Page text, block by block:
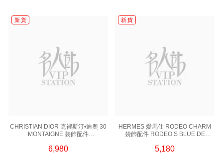
CHRISTIAN DIOR 克裡斯汀•迪奧 30
MONTAIGNE 袋飾配件
6,980
新 貨
HERMES 愛馬仕 RODEO CHARM
袋飾配件 RODEO S BLUE DE
5,180
新 貨